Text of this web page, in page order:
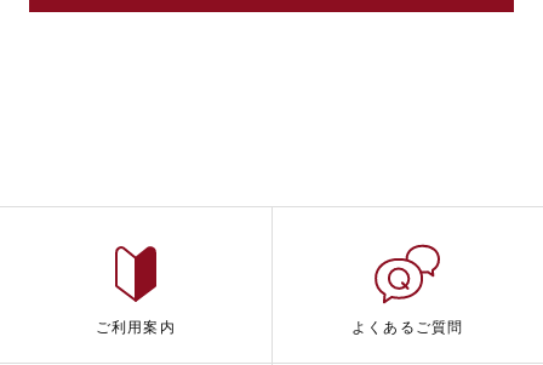
ご利用案内 よくあるご質問